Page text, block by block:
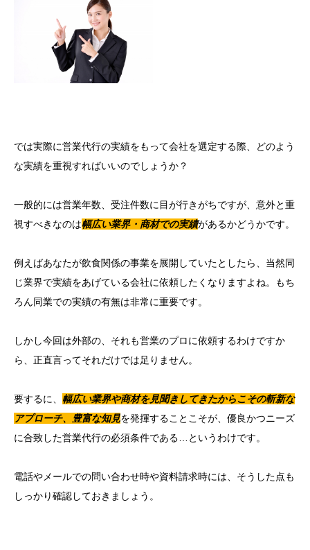
では実際に営業代行の実績をもって会社を選定する際、どのよう
な実績を重視すればいいのでしょうか？
一般的には営業年数、受注件数に目が行きがちですが、意外と重
視すべきなのは幅広い業界・商材での実績があるかどうかです。
例えばあなたが飲食関係の事業を展開していたとしたら、当然同
じ業界で実績をあげている会社に依頼したくなりますよね。もち
ろん同業での実績の有無は非常に重要です。
しかし今回は外部の、それも営業のプロに依頼するわけですか
ら、正直言ってそれだけでは足りません。
要するに、 幅広い業界や商材を見聞きしてきたからこその斬新な
アプローチ、豊富な知見を発揮することこそが、優良かつニーズ
に合致した営業代行の必須条件である…というわけです。
電話やメールでの問い合わせ時や資料請求時には、そうした点も
しっかり確認しておきましょう。